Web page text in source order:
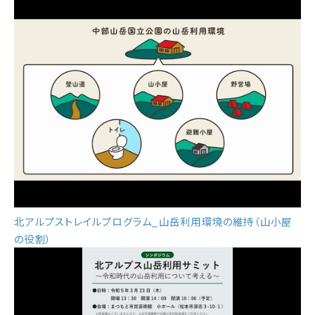
北アルプストレイルプログラム_山岳利用環境の維持（山小屋
の役割）